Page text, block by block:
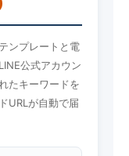
ンプレートと電
公式アカウン
たキーワードを
URLが自動で届